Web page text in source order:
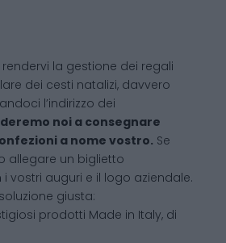
la gestione dei regali
dei cesti natalizi, davvero
l’indirizzo dei
noi a consegnare
a nome vostro. Se
allegare un biglietto
vostri auguri e il logo aziendale.
giusta:
prodotti Made in Italy, di